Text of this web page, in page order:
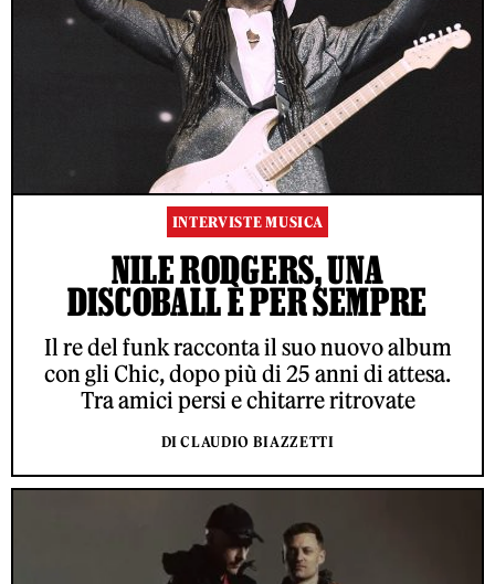
INTERVISTE MUSICA
NILE RODGERS, UNA
DISCOBALL È PER SEMPRE
Il re del funk racconta il suo nuovo album
con gli Chic, dopo più di 25 anni di attesa.
Tra amici persi e chitarre ritrovate
DI CLAUDIO BIAZZETTI